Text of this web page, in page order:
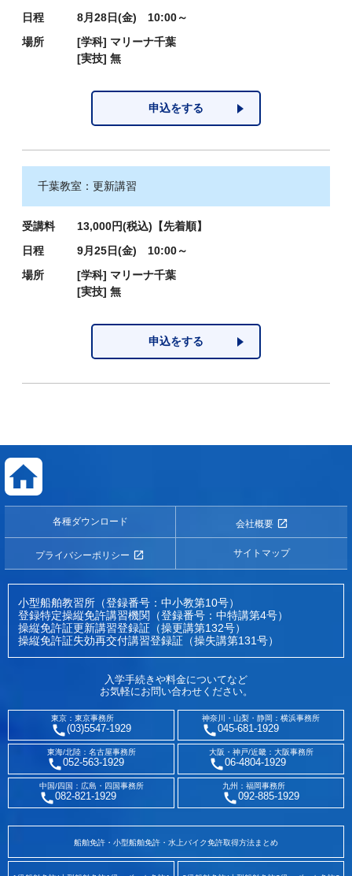
日程
8月28日(金) 10:00～
場所
[学科] マリーナ千葉
[実技] 無
申込をする
千葉教室：更新講習
受講料
13,000円(税込)【先着順】
日程
9月25日(金) 10:00～
場所
[学科] マリーナ千葉
[実技] 無
申込をする
各種ダウンロード 会社概要
プライバシーポリシー サイトマップ
小型船舶教習所（登録番号：中小教第10号）
登録特定操縦免許講習機関（登録番号：中特講第4号）
操縦免許証更新講習登録証（操更講第132号）
操縦免許証失効再交付講習登録証（操失講第131号）
入学手続きや料金についてなど
お気軽にお問い合わせください。
東京：東京事務所
(03)5547-1929
神奈川・山梨・静岡：横浜事務所
045-681-1929
東海/北陸：名古屋事務所
052-563-1929
大阪・神戸/近畿：大阪事務所
06-4804-1929
中国/四国：広島・四国事務所
082-821-1929
九州：福岡事務所
092-885-1929
船舶免許・小型船舶免許・水上バイク免許取得方法まとめ